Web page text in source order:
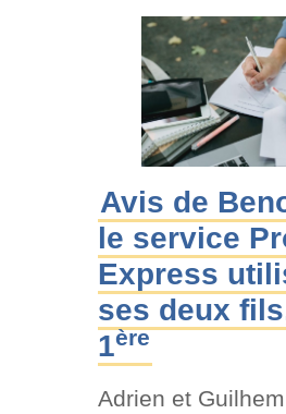
Avis de
le service
Express
ses deux
1ère
Adrien et